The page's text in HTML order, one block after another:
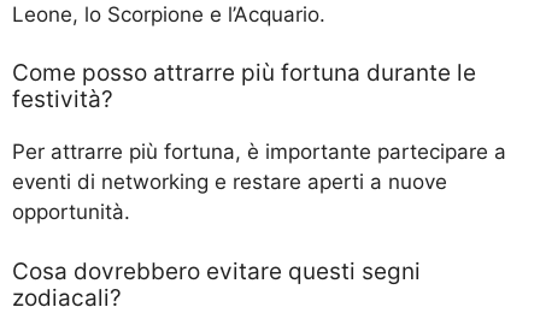
Leone, lo Scorpione e l’Acquario.
Come posso attrarre più fortuna durante le
festività?
Per attrarre più fortuna, è importante partecipare a
eventi di networking e restare aperti a nuove
opportunità.
Cosa dovrebbero evitare questi segni
zodiacali?